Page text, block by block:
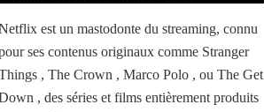
est un mastodonte du streaming, connu
ses contenus originaux comme Stranger
, The Crown , Marco Polo , ou The Get
, des séries et films entièrement produits